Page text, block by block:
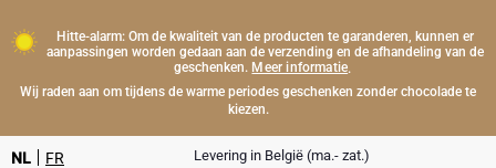
Hitte-alarm: Om de kwaliteit van de producten te garanderen, kunnen er
aanpassingen worden gedaan aan de verzending en de afhandeling van de
geschenken. Meer informatie.
Wij raden aan om tijdens de warme periodes geschenken zonder chocolade te
kiezen.
Levering in België (ma.- zat.)
NL FR